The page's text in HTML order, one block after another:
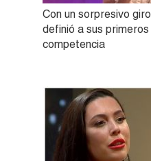
Con un sorpresivo
definió a sus
competencia